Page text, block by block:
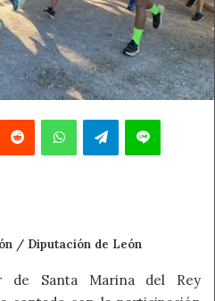
Reddit WhatsAppTelegramLine
/ Diputación de León
de Santa Marina del Rey